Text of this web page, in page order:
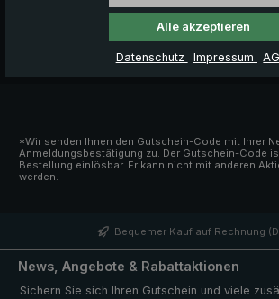
Die mit einem Stern (*) markierten Felder sind
*Wir senden Ihnen den Gutschein-Code mit Ihrer
Anmeldungsbestätigung zu. Der Gutschein-Code
Bestellung einlösbar. Er kann nicht mit anderen
werden.
Bequemer Kauf auf Rechnung
News, Angebote & Rabattaktionen
Sichern Sie sich Ihren Gutschein und viele
Alle akzeptieren
Datenschutz Impressum